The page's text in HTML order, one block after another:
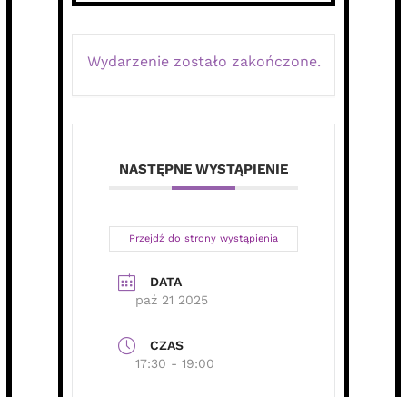
Wydarzenie zostało zakończone.
NASTĘPNE WYSTĄPIENIE
Przejdź do strony wystąpienia
DATA
paź 21 2025
CZAS
17:30 - 19:00